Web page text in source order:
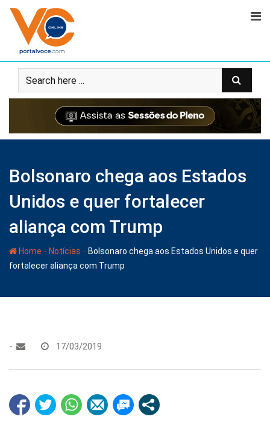
Bolsonaro chega aos Estados
Unidos e quer fortalecer
aliança com Trump
Home - Notícias - Bolsonaro chega aos Estados Unidos e quer
fortalecer aliança com Trump
- 17/03/2019